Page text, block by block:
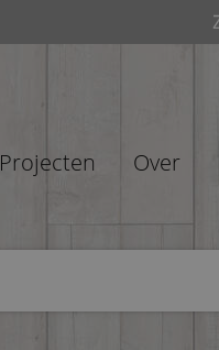
Projecten Over